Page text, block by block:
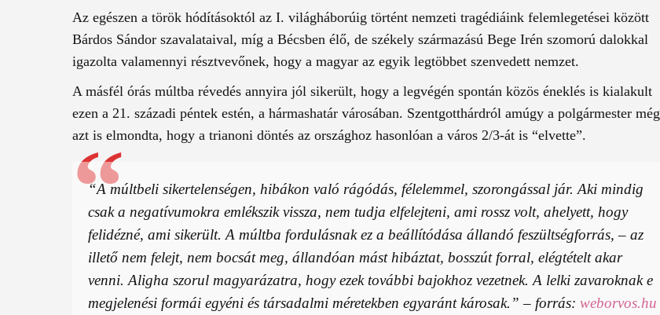
Az egészen a török hódításoktól az I. világháborúig történt nemzeti tragédiáink felemlegetései között
Bárdos Sándor szavalataival, míg a Bécsben élő, de székely származású Bege Irén szomorú dalokkal
igazolta valamennyi résztvevőnek, hogy a magyar az egyik legtöbbet szenvedett nemzet.
A másfél órás múltba révedés annyira jól sikerült, hogy a legvégén spontán közös éneklés is kialakult
ezen a 21. századi péntek estén, a hármashatár városában. Szentgotthárdról amúgy a polgármester még
azt is elmondta, hogy a trianoni döntés az országhoz hasonlóan a város 2/3-át is “elvette”.
“A múltbeli sikertelenségen, hibákon való rágódás, félelemmel, szorongással jár. Aki mindig
csak a negatívumokra emlékszik vissza, nem tudja elfelejteni, ami rossz volt, ahelyett, hogy
felidézné, ami sikerült. A múltba fordulásnak ez a beállítódása állandó feszültségforrás, – az
illető nem felejt, nem bocsát meg, állandóan mást hibáztat, bosszút forral, elégtételt akar
venni. Aligha szorul magyarázatra, hogy ezek további bajokhoz vezetnek. A lelki zavaroknak e
megjelenési formái egyéni és társadalmi méretekben egyaránt károsak.” – forrás: weborvos.hu